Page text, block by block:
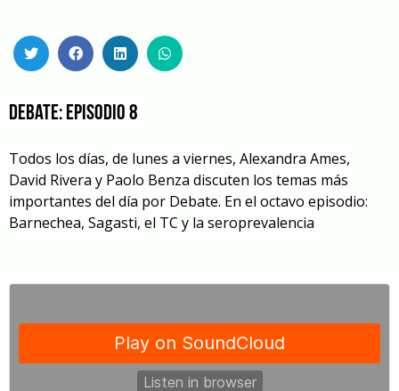
Debate: episodio 8
Todos los días, de lunes a viernes, Alexandra Ames,
David Rivera y Paolo Benza discuten los temas más
importantes del día por Debate. En el octavo episodio:
Barnechea, Sagasti, el TC y la seroprevalencia